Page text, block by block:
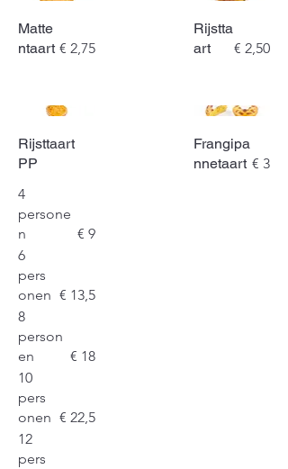
Matte
ntaart € 2,75
Rijstta
art
€ 2,50
Rijsttaart
PP
4
persone
n
€ 9
6
pers
onen € 13,5
8
person
en
€ 18
10
pers
onen € 22,5
12
pers
Frangipa
nnetaart € 3